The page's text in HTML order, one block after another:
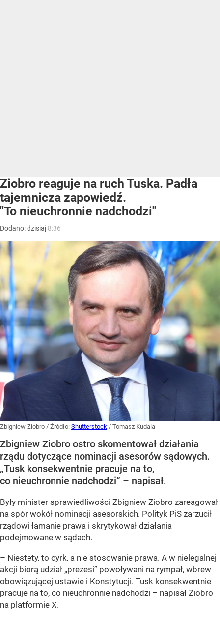
Ziobro reaguje na ruch Tuska. Padła
tajemnicza zapowiedź.
"To nieuchronnie nadchodzi"
Dodano:dzisiaj 8:36
Zbigniew Ziobro / Źródło: Shutterstock / Tomasz Kudala
Zbigniew Ziobro ostro skomentował działania
rządu dotyczące nominacji asesorów sądowych.
„Tusk konsekwentnie pracuje na to,
co nieuchronnie nadchodzi” – napisał.
Były minister sprawiedliwości Zbigniew Ziobro zareagował
na spór wokół nominacji asesorskich. Polityk PiS zarzucił
rządowi łamanie prawa i skrytykował działania
podejmowane w sądach.
– Niestety, to cyrk, a nie stosowanie prawa. A w nielegalnej
akcji biorą udział „prezesi” powoływani na rympał, wbrew
obowiązującej ustawie i Konstytucji. Tusk konsekwentnie
pracuje na to, co nieuchronnie nadchodzi – napisał Ziobro
na platformie X.